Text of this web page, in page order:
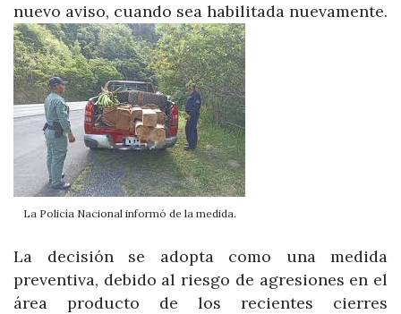
nuevo aviso, cuando sea habilitada nuevamente.
La Policía Nacional informó de la medida.
La decisión se adopta como una medida
preventiva, debido al riesgo de agresiones en el
área producto de los recientes cierres